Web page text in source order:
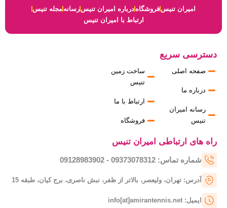
امیران تنیس فروشگاه درباره امیران تنیس رسانه مجله تنیس
ارتباط با امیران تنیس
دسترسی سریع
صفحه اصلی
درباره ما
رسانه امیران
تنیس
ساخت زمین
تنیس
ارتباط با ما
فروشگاه
راه های ارتباطی امیران تنیس
شماره تماس: 09373078312 - 09128983902
آدرس: تهران، ولیعصر، بالاتر از ظفر، نبش ناصری، برج کیان، طبقه 15
ایمیل: info[at]amirantennis.net